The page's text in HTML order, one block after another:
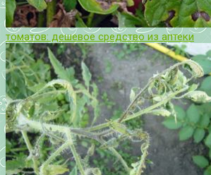
томатов: дешевое средство из аптеки